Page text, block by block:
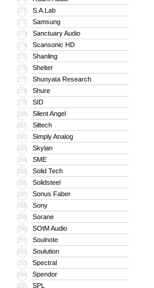
271 S.A.Lab
272 Samsung
273 Sanctuary Audio
274 Scansonic HD
275 Shanling
276 Shelter
277 Shunyata Research
278 Shure
279 SID
280 Silent Angel
281 Siltech
282 Simply Analog
283 Skylan
284 SME
285 Solid Tech
286 Solidsteel
287 Sonus Faber
288 Sony
289 Sorane
290 SOtM Audio
291 Soulnote
292 Soulution
293 Spectral
294 Spendor
295 SPL